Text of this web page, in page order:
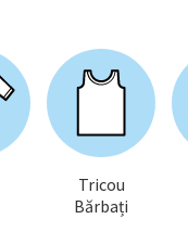
Tricou
Bărbați